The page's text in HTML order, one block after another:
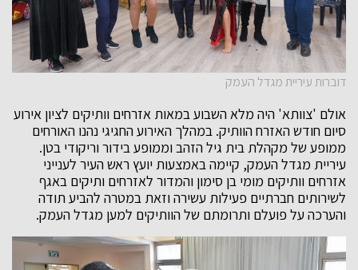
דוברות עיריית מגדל העמק
אולם 'צוותא' היה מלא השבוע במאות אזרחים וותיקים לציון אירוע
סיום חודש האזרח הוותיק. במהלך האירוע החגיגי נהנו האורחים
ממופע של מקהלת בית גיל הזהב וממופע בידור וריקודי בטן.
עיריית מגדל העמק, קיימה באמצעות יועץ ראש העיר לענייני
אזרחים וותיקים מומי בן סימון והמדור לאזרחים ותיקים באגף
לשירותים חברתיים פעילות עשירה וזאת במטרה להביע תודה
והערכה על פועלם ותרומתם של הוותיקים למען מגדל העמק.